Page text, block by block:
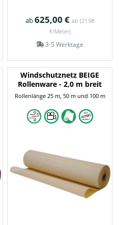
ab625,00 € ab (21,98
€/Meter)
3-5 Werktage
Windschutznetz BEIGE
Rollenware - 2,0 m breit
Rollenlänge 25 m, 50 m und 100 m